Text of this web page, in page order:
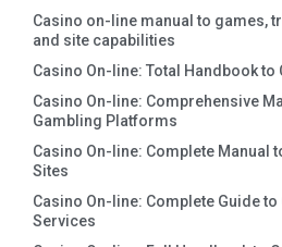
Casino on-line manual to games,
and site capabilities
Casino On-line: Total Handbook to
Casino On-line: Comprehensive
Gambling Platforms
Casino On-line: Complete Manual
Sites
Casino On-line: Complete Guide
Services